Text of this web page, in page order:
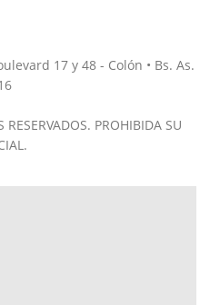
17 y 48 - Colón • Bs. As.
PROHIBIDA SU